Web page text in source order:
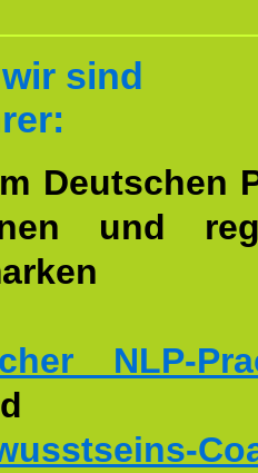
sind
Deutschen
und
NLP-